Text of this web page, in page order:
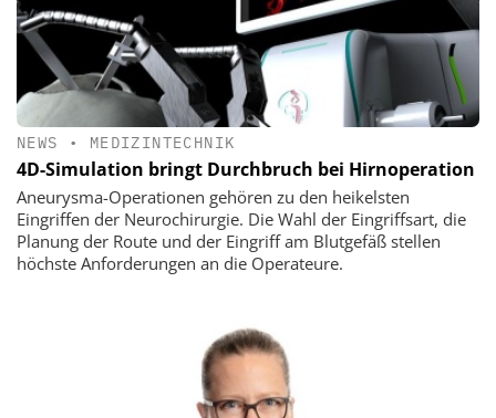
NEWS • MEDIZINTECHNIK
4D-Simulation bringt Durchbruch bei Hirnoperation
Aneurysma-Operationen gehören zu den heikelsten
Eingriffen der Neurochirurgie. Die Wahl der Eingriffsart, die
Planung der Route und der Eingriff am Blutgefäß stellen
höchste Anforderungen an die Operateure.